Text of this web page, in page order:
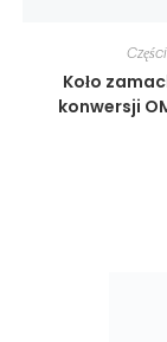
Koło
konwersji